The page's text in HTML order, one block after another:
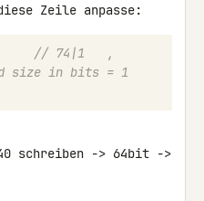
Zeile anpasse:
// 74|1   ,
size in bits = 1
schreiben -> 64bit ->